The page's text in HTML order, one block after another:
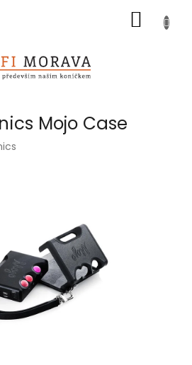
KOŠÍK
Mojo Case